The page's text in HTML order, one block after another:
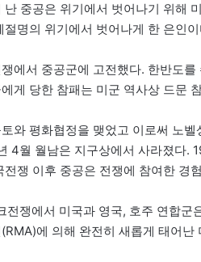
난 중공은 위기에서 벗어나기 위해
절명의 위기에서 벗어나게 한 은인
에서 중공군에 고전했다. 한반도
게 당한 참패는 미군 역사상 드문
와 평화협정을 맺었고 이로써 노
4월 월남은 지구상에서 사라졌다.
전쟁 이후 중공은 전쟁에 참여한 경
전쟁에서 미국과 영국, 호주 연합군
에 의해 완전히 새롭게 태어